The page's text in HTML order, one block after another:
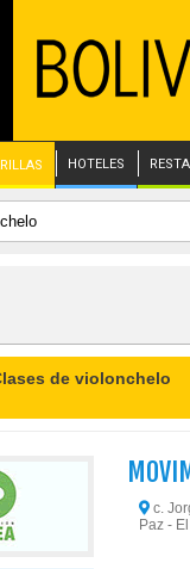
HOTELES
de violonchelo
c.
Paz -